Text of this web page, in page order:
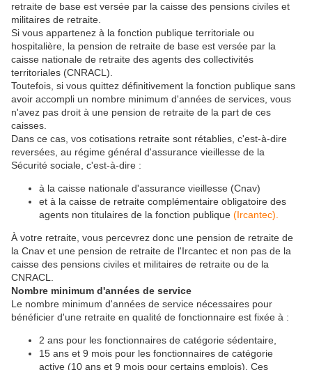
retraite de base est versée par la caisse des pensions civiles et
militaires de retraite.
Si vous appartenez à la fonction publique territoriale ou
hospitalière, la pension de retraite de base est versée par la
caisse nationale de retraite des agents des collectivités
territoriales (CNRACL).
Toutefois, si vous quittez définitivement la fonction publique sans
avoir accompli un nombre minimum d'années de services, vous
n'avez pas droit à une pension de retraite de la part de ces
caisses.
Dans ce cas, vos cotisations retraite sont rétablies, c'est-à-dire
reversées, au régime général d'assurance vieillesse de la
Sécurité sociale, c'est-à-dire :
à la caisse nationale d'assurance vieillesse (Cnav)
et à la caisse de retraite complémentaire obligatoire des
agents non titulaires de la fonction publique (Ircantec).
À votre retraite, vous percevrez donc une pension de retraite de
la Cnav et une pension de retraite de l'Ircantec et non pas de la
caisse des pensions civiles et militaires de retraite ou de la
CNRACL.
Nombre minimum d'années de service
Le nombre minimum d'années de service nécessaires pour
bénéficier d'une retraite en qualité de fonctionnaire est fixée à :
2 ans pour les fonctionnaires de catégorie sédentaire,
15 ans et 9 mois pour les fonctionnaires de catégorie
active (10 ans et 9 mois pour certains emplois). Ces